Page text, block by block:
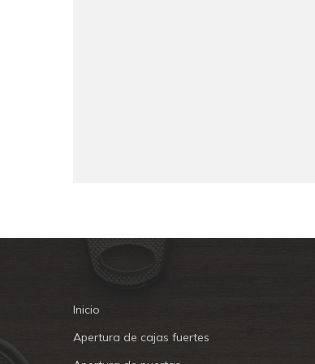
Inicio
Apertura de cajas fuertes